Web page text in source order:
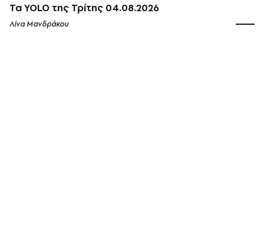
Τα YOLO της Τρίτης 04.08.2026
Λίνα Μανδράκου